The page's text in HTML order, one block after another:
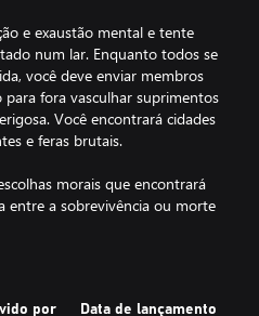
e exaustão mental e tente
num lar. Enquanto todos se
você deve enviar membros
fora vasculhar suprimentos
Você encontrará cidades
e feras brutais.
morais que encontrará
entre a sobrevivência ou morte
por Data de lançamento